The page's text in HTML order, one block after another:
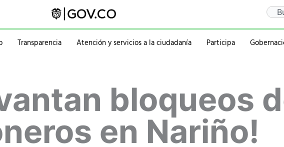
Transparencia Atención y servicios a la ciudadanía
Normatividad
Notificaciones
Calendario de eventos
Ubicación
Participa
Información administrativa
Historia
Símbolos
Mapa
Personajes
2020-2023
2016-2019
2012-2015
bloqueos
en Nariño!